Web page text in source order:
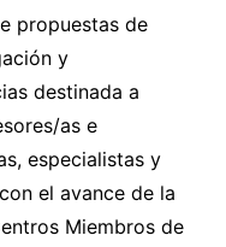
propuestas de
y
destinada a
as e
especialistas y
el avance de la
Miembros de